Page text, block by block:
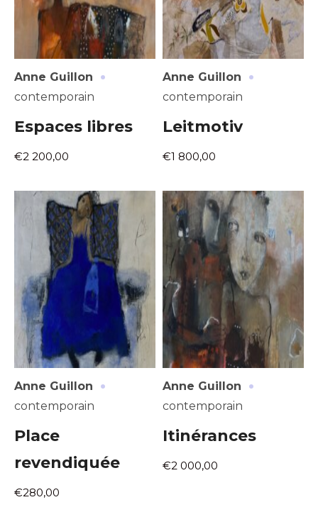
Adresse email*
Nom
Prénom
J'accepte lestermes et conditions
* Champ obligatoire
Nom
Prénom
Statut / Organisation
J'accepte lestermes et conditions
* Champ obligatoire
Anne Guillon ·
contemporain
Espaces libres
€2 200,00
Anne Guillon ·
contemporain
Leitmotiv
€1 800,00
Anne Guillon ·
contemporain
Place
revendiquée
€280,00
Anne Guillon ·
contemporain
Itinérances
€2 000,00